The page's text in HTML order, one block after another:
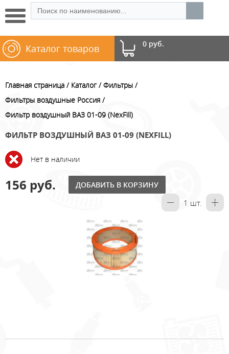
0 руб.
Каталог товаров
Главная страница Каталог
Фильтры
Фильтры воздушные Россия
Фильтр воздушный ВАЗ 01-09 (NexFill)
ФИЛЬТР ВОЗДУШНЫЙ ВАЗ 01-09 (NEXFILL)
Нет в наличии
156 руб. ДОБАВИТЬ В КОРЗИНУ
1 шт.